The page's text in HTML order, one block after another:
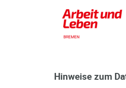
Hinweise zum